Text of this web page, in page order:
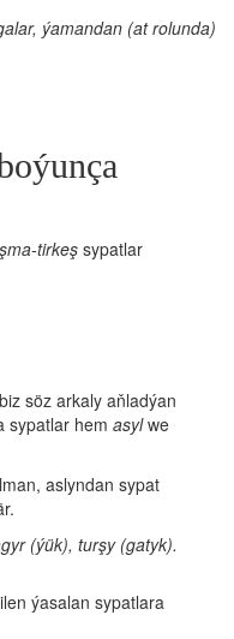
ýamandan (at rolunda)
tirkeş sypatlar
söz arkaly aňladýan
sypatlar hem asylwe
aslyndan sypat
(ýük), turşy (gatyk).
ýasalan sypatlara